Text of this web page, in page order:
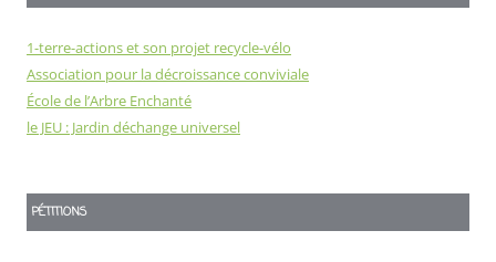
1-terre-actions et son projet recycle-vélo
Association pour la décroissance conviviale
École de l’Arbre Enchanté
le JEU : Jardin déchange universel
PÉTITIONS